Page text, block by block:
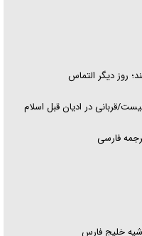
روز دیگر التماس
قربانی در ادیان قبل اسلام
فارسی
خلیج فارس